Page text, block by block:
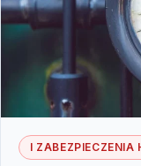
I ZABEZPIECZENIA